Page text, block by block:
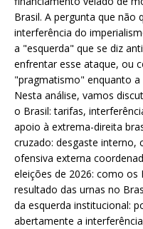
Brasil. A pergunta que não
interferência do
a "esquerda" que se diz
enfrentar esse ataque, ou
"pragmatismo" enquanto a
Nesta análise, vamos
o Brasil: tarifas,
apoio à extrema-direita
cruzado: desgaste interno,
ofensiva externa
eleições de 2026: como os
resultado das urnas no
da esquerda institucional:
abertamente a